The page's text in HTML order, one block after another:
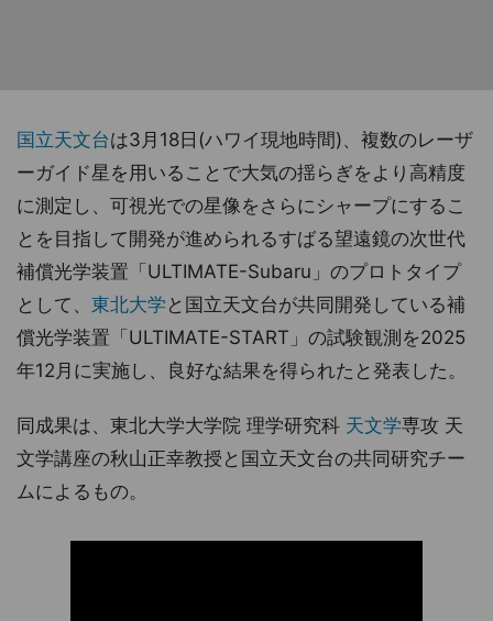
国立天文台は3月18日(ハワイ現地時間)、複数のレーザ
ーガイド星を用いることで大気の揺らぎをより高精度
に測定し、可視光での星像をさらにシャープにするこ
とを目指して開発が進められるすばる望遠鏡の次世代
補償光学装置「ULTIMATE-Subaru」のプロトタイプ
として、 東北大学 と国立天文台が共同開発している補
償光学装置「ULTIMATE-START」の試験観測を2025
年12月に実施し、良好な結果を得られたと発表した。
同成果は、東北大学大学院 理学研究科 天文学専攻 天
文学講座の秋山正幸教授と国立天文台の共同研究チー
ムによるもの。